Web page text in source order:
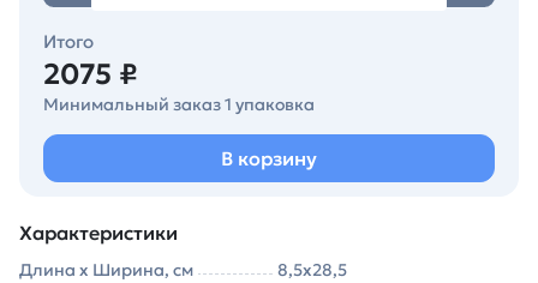
Итого
2075 ₽
Минимальный заказ 1 упаковка
В корзину
Характеристики
Длина х Ширина, см
8,5х28,5